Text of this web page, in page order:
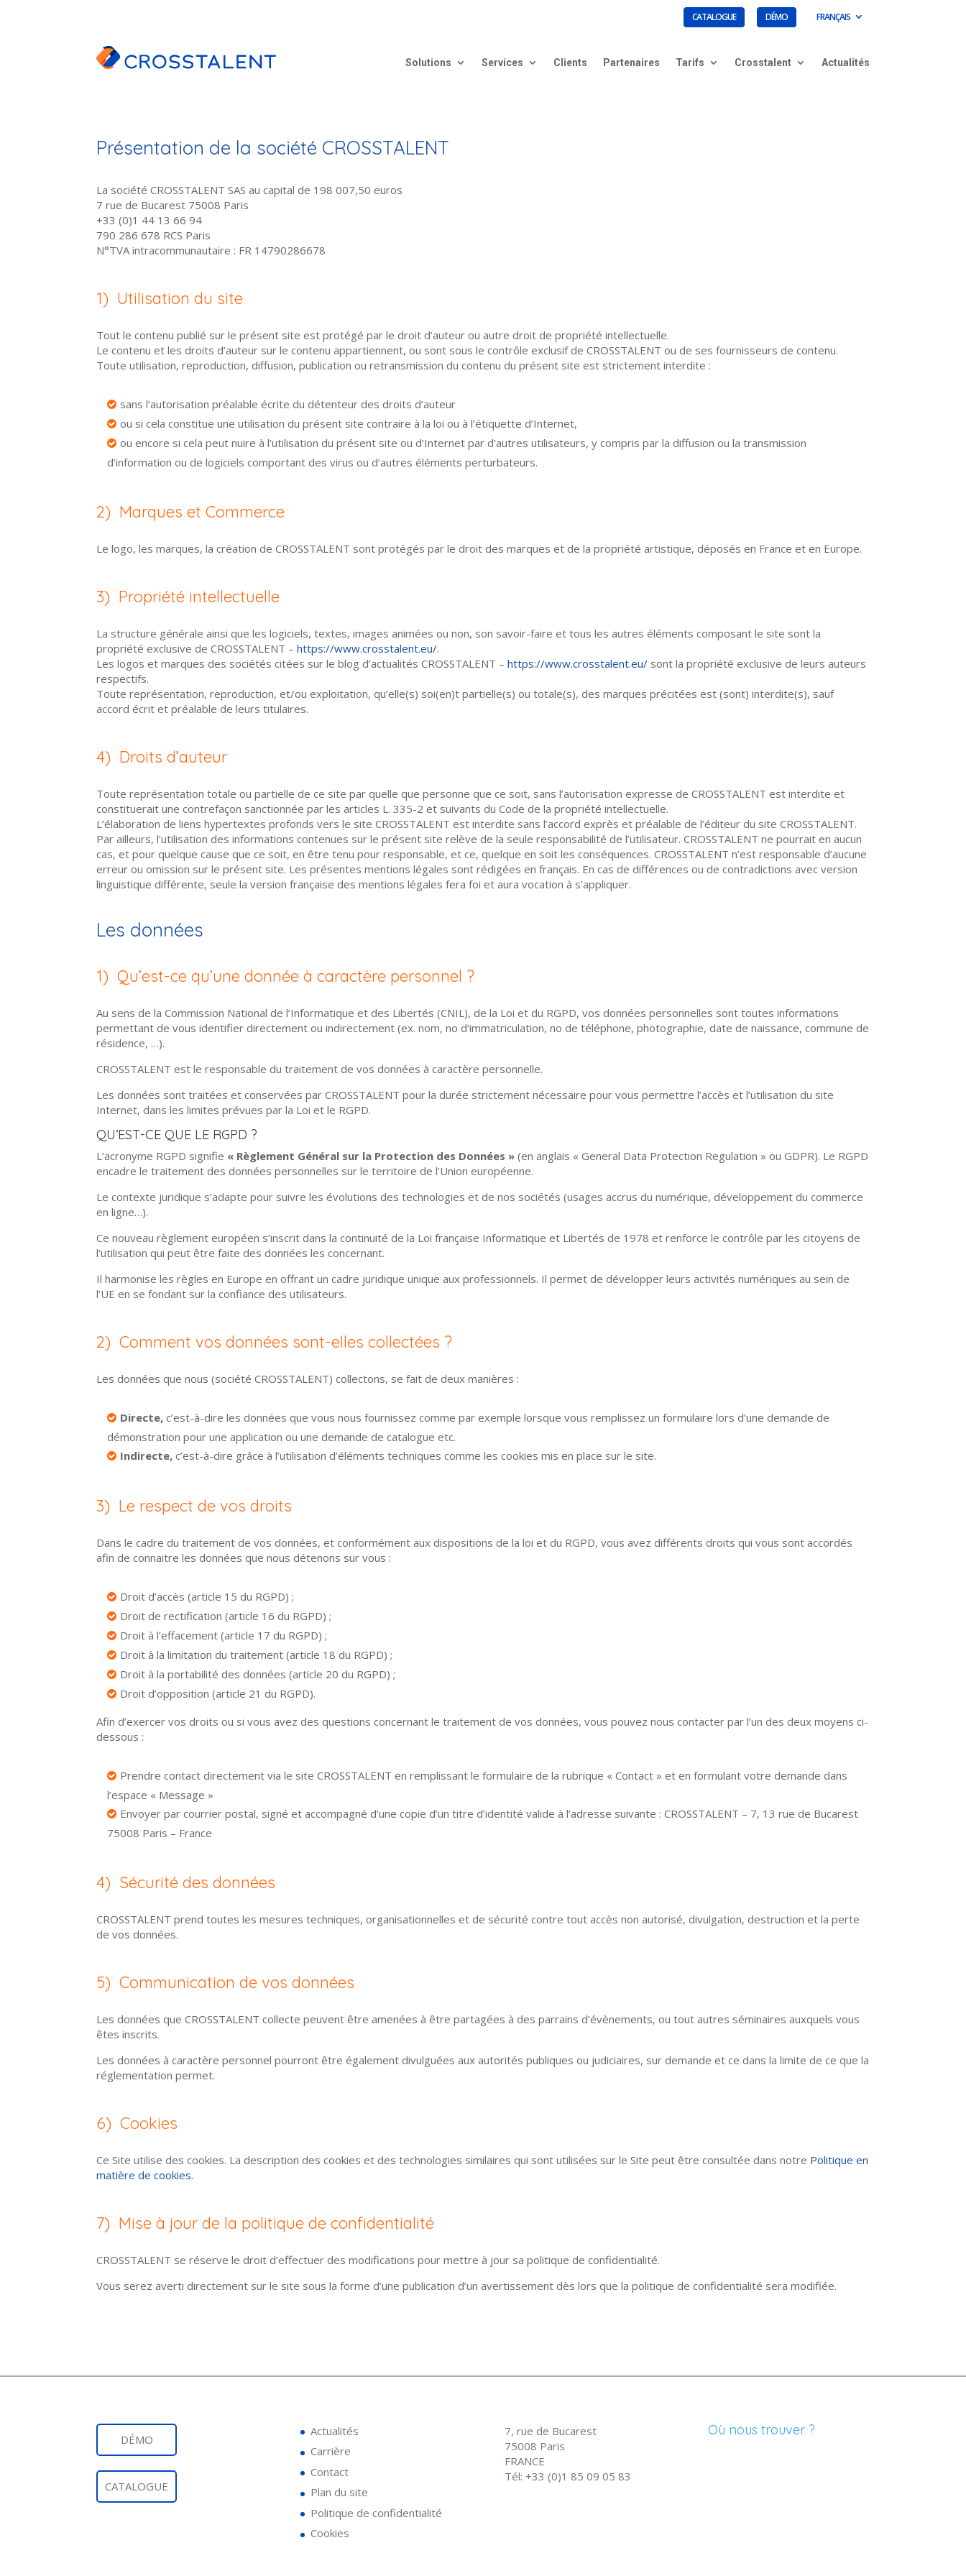
CATALOGUE DÉMO FRANÇAIS
Solutions Services Clients Partenaires Tarifs Crosstalent Actualités
Présentation de la société CROSSTALENT
La société CROSSTALENT SAS au capital de 198 007,50 euros
7 rue de Bucarest 75008 Paris
+33 (0)1 44 13 66 94
790 286 678 RCS Paris
N°TVA intracommunautaire : FR 14790286678
1) Utilisation du site
Tout le contenu publié sur le présent site est protégé par le droit d’auteur ou autre droit de propriété intellectuelle.
Le contenu et les droits d’auteur sur le contenu appartiennent, ou sont sous le contrôle exclusif de CROSSTALENT ou de ses fournisseurs de contenu.
Toute utilisation, reproduction, diffusion, publication ou retransmission du contenu du présent site est strictement interdite :
sans l’autorisation préalable écrite du détenteur des droits d’auteur
ou si cela constitue une utilisation du présent site contraire à la loi ou à l’étiquette d’Internet,
ou encore si cela peut nuire à l’utilisation du présent site ou d’Internet par d’autres utilisateurs, y compris par la diffusion ou la transmission
d’information ou de logiciels comportant des virus ou d’autres éléments perturbateurs.
2) Marques et Commerce
Le logo, les marques, la création de CROSSTALENT sont protégés par le droit des marques et de la propriété artistique, déposés en France et en Europe.
3) Propriété intellectuelle
La structure générale ainsi que les logiciels, textes, images animées ou non, son savoir-faire et tous les autres éléments composant le site sont la
propriété exclusive de CROSSTALENT –https://www.crosstalent.eu/.
Les logos et marques des sociétés citées sur le blog d’actualités CROSSTALENT –https://www.crosstalent.eu/ sont la propriété exclusive de leurs auteurs
respectifs.
Toute représentation, reproduction, et/ou exploitation, qu’elle(s) soi(en)t partielle(s) ou totale(s), des marques précitées est (sont) interdite(s), sauf
accord écrit et préalable de leurs titulaires.
4) Droits d’auteur
Toute représentation totale ou partielle de ce site par quelle que personne que ce soit, sans l’autorisation expresse de CROSSTALENT est interdite et
constituerait une contrefaçon sanctionnée par les articles L. 335-2 et suivants du Code de la propriété intellectuelle.
L’élaboration de liens hypertextes profonds vers le site CROSSTALENT est interdite sans l’accord exprès et préalable de l’éditeur du site CROSSTALENT.
Par ailleurs, l’utilisation des informations contenues sur le présent site relève de la seule responsabilité de l’utilisateur. CROSSTALENT ne pourrait en aucun
cas, et pour quelque cause que ce soit, en être tenu pour responsable, et ce, quelque en soit les conséquences. CROSSTALENT n’est responsable d’aucune
erreur ou omission sur le présent site. Les présentes mentions légales sont rédigées en français. En cas de différences ou de contradictions avec version
linguistique différente, seule la version française des mentions légales fera foi et aura vocation à s’appliquer.
Les données
1) Qu’est-ce qu’une donnée à caractère personnel ?
Au sens de la Commission National de l’Informatique et des Libertés (CNIL), de la Loi et du RGPD, vos données personnelles sont toutes informations
permettant de vous identifier directement ou indirectement (ex. nom, no d’immatriculation, no de téléphone, photographie, date de naissance, commune de
résidence, …).
CROSSTALENT est le responsable du traitement de vos données à caractère personnelle.
Les données sont traitées et conservées par CROSSTALENT pour la durée strictement nécessaire pour vous permettre l’accès et l’utilisation du site
Internet, dans les limites prévues par la Loi et le RGPD.
QU’EST-CE QUE LE RGPD ?
L’acronyme RGPD signifie « Règlement Général sur la Protection des Données » (en anglais « General Data Protection Regulation » ou GDPR). Le RGPD
encadre le traitement des données personnelles sur le territoire de l’Union européenne.
Le contexte juridique s’adapte pour suivre les évolutions des technologies et de nos sociétés (usages accrus du numérique, développement du commerce
en ligne…).
Ce nouveau règlement européen s’inscrit dans la continuité de la Loi française Informatique et Libertés de 1978 et renforce le contrôle par les citoyens de
l’utilisation qui peut être faite des données les concernant.
Il harmonise les règles en Europe en offrant un cadre juridique unique aux professionnels. Il permet de développer leurs activités numériques au sein de
l’UE en se fondant sur la confiance des utilisateurs.
2) Comment vos données sont-elles collectées ?
Les données que nous (société CROSSTALENT) collectons, se fait de deux manières :
Directe,c’est-à-dire les données que vous nous fournissez comme par exemple lorsque vous remplissez un formulaire lors d’une demande de
démonstration pour une application ou une demande de catalogue etc.
Indirecte,c’est-à-dire grâce à l’utilisation d’éléments techniques comme les cookies mis en place sur le site.
3) Le respect de vos droits
Dans le cadre du traitement de vos données, et conformément aux dispositions de la loi et du RGPD, vous avez différents droits qui vous sont accordés
afin de connaitre les données que nous détenons sur vous :
Droit d’accès (article 15 du RGPD) ;
Droit de rectification (article 16 du RGPD) ;
Droit à l’effacement (article 17 du RGPD) ;
Droit à la limitation du traitement (article 18 du RGPD) ;
Droit à la portabilité des données (article 20 du RGPD) ;
Droit d’opposition (article 21 du RGPD).
Afin d’exercer vos droits ou si vous avez des questions concernant le traitement de vos données, vous pouvez nous contacter par l’un des deux moyens ci-
dessous :
Prendre contact directement via le site CROSSTALENT en remplissant le formulaire de la rubrique « Contact » et en formulant votre demande dans
l’espace « Message »
Envoyer par courrier postal, signé et accompagné d’une copie d’un titre d’identité valide à l’adresse suivante : CROSSTALENT – 7, 13 rue de Bucarest
75008 Paris – France
4) Sécurité des données
CROSSTALENT prend toutes les mesures techniques, organisationnelles et de sécurité contre tout accès non autorisé, divulgation, destruction et la perte
de vos données.
5) Communication de vos données
Les données que CROSSTALENT collecte peuvent être amenées à être partagées à des parrains d’évènements, ou tout autres séminaires auxquels vous
êtes inscrits.
Les données à caractère personnel pourront être également divulguées aux autorités publiques ou judiciaires, sur demande et ce dans la limite de ce que la
réglementation permet.
6) Cookies
Ce Site utilise des cookies. La description des cookies et des technologies similaires qui sont utilisées sur le Site peut être consultée dans notre Politique en
matière de cookies.
7) Mise à jour de la politique de confidentialité
CROSSTALENT se réserve le droit d’effectuer des modifications pour mettre à jour sa politique de confidentialité.
Vous serez averti directement sur le site sous la forme d’une publication d’un avertissement dès lors que la politique de confidentialité sera modifiée.
DÉMO
CATALOGUE
Actualités
Carrière
Contact
Plan du site
Politique de confidentialité
Cookies
7, rue de Bucarest
75008 Paris
FRANCE
Tél: +33 (0)1 85 09 05 83
Où nous trouver ?